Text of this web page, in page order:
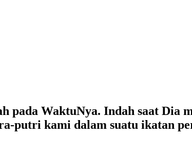
pada WaktuNya. Indah saat
putri kami dalam suatu ikatan